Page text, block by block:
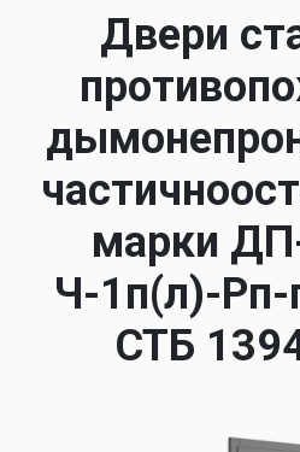
Двери
марки
Ч-1п(л)-
СТБ